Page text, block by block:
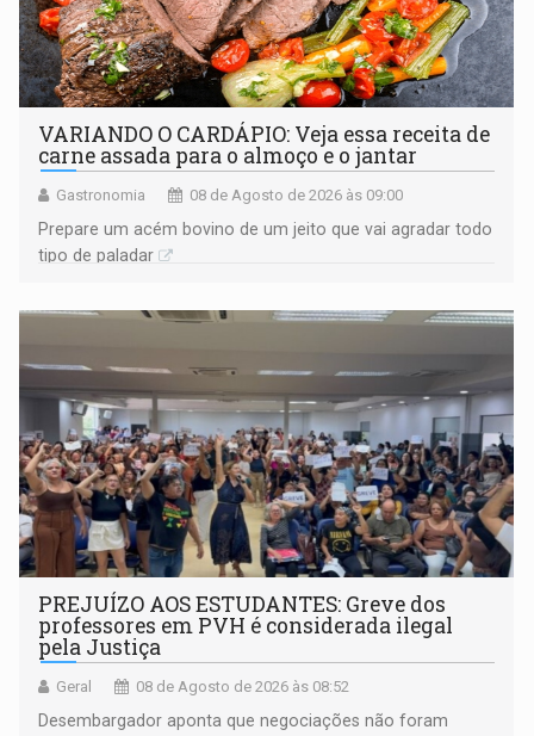
VARIANDO O CARDÁPIO: Veja essa receita de
carne assada para o almoço e o jantar
Gastronomia 08 de Agosto de 2026 às 09:00
Prepare um acém bovino de um jeito que vai agradar todo
tipo de paladar
PREJUÍZO AOS ESTUDANTES: Greve dos
professores em PVH é considerada ilegal
pela Justiça
Geral 08 de Agosto de 2026 às 08:52
Desembargador aponta que negociações não foram